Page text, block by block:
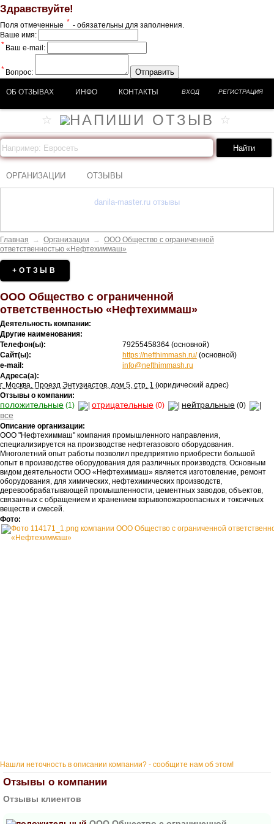
Здравствуйте!
Поля отмеченные * - обязательны для заполнения.
Ваше имя:
* Ваш e-mail:
* Вопрос: Отправить
ОБ ОТЗЫВАХ ИНФО КОНТАКТЫ ВХОД РЕГИСТРАЦИЯ
ОРГАНИЗАЦИИ ОТЗЫВЫ
danila-master.ru отзывы
Главная → Организации →
ООО Общество с ограниченной
ответственностью «Нефтехиммаш»
+ОТЗЫВ
ООО Общество с ограниченной
ответственностью «Нефтехиммаш»
Деятельность компании:
Другие наименования:
Телефон(ы):
79255458364 (основной)
Сайт(ы):
https://nefthimmash.ru/(основной)
e-mail:
info@nefthimmash.ru
Адреса(а):
г. Москва, Проезд Энтузиастов, дом 5, стр. 1 (юридический адрес)
Отзывы о компании:
положительные (1) отрицательные (0) нейтральные (0)
все
Описание организации:
ООО "Нефтехиммаш" компания промышленного направления,
специализируется на производстве нефтегазового оборудования.
Многолетний опыт работы позволил предприятию приобрести большой
опыт в производстве оборудования для различных производств. Основным
видом деятельности ООО «Нефтехиммаш» является изготовление, ремонт
оборудования, для химических, нефтехимических производств,
деревообрабатывающей промышленности, цементных заводов, объектов,
связанных с обращением и хранением взрывопожароопасных и токсичных
веществ и смесей.
Фото:
Нашли неточность в описании компании? - сообщите нам об этом!
Отзывы о компании
Отзывы клиентов